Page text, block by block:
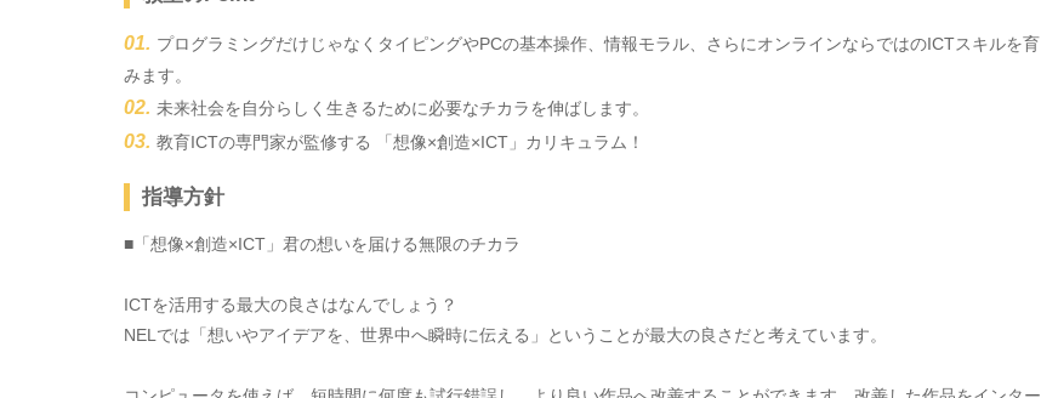
プログラミングだけじゃなくタイピングやPCの基本操作、情報モラル、さらにオンラインならではのICTスキルを育
みます。
未来社会を自分らしく生きるために必要なチカラを伸ばします。
教育ICTの専門家が監修する 「想像×創造×ICT」カリキュラム！
指導方針
■「想像×創造×ICT」君の想いを届ける無限のチカラ
ICTを活用する最大の良さはなんでしょう？
NELでは「想いやアイデアを、世界中へ瞬時に伝える」ということが最大の良さだと考えています。